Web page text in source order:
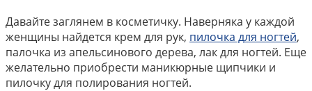
Давайте заглянем в косметичку. Наверняка у каждой
женщины найдется крем для рук, пилочка для ногтей,
палочка из апельсинового дерева, лак для ногтей. Еще
желательно приобрести маникюрные щипчики и
пилочку для полирования ногтей.